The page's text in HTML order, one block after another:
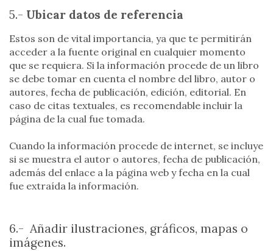
5.- Ubicar datos de referencia
Estos son de vital importancia, ya que te permitirán
acceder a la fuente original en cualquier momento
que se requiera. Si la información procede de un libro
se debe tomar en cuenta el nombre del libro, autor o
autores, fecha de publicación, edición, editorial. En
caso de citas textuales, es recomendable incluir la
página de la cual fue tomada.
Cuando la información procede de internet, se incluye
si se muestra el autor o autores, fecha de publicación,
además del enlace a la página web y fecha en la cual
fue extraída la información.
6.- Añadir ilustraciones, gráficos, mapas o
imágenes.